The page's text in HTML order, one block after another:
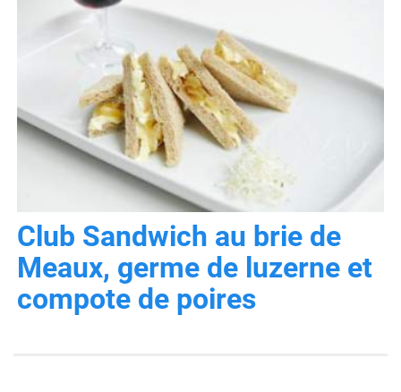
Club Sandwich au brie de
Meaux, germe de luzerne et
compote de poires